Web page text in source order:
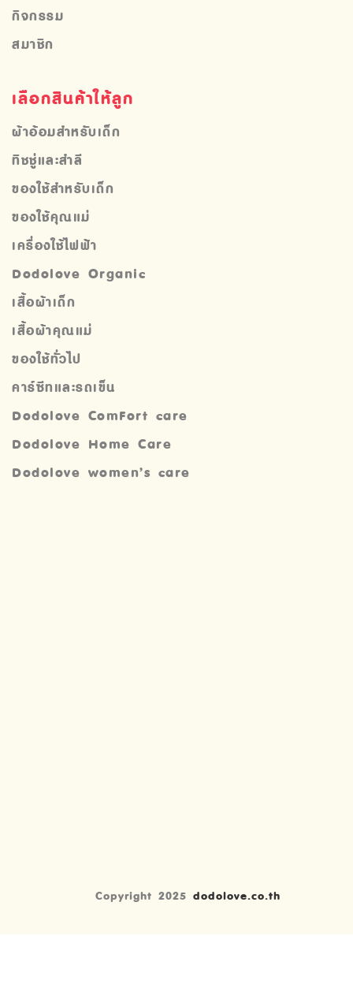
กิจกรรม
สมาชิก
เลือกสินค้าให้ลูก
ผ้าอ้อมสำหรับเด็ก
ทิชชู่และสำลี
ของใช้สำหรับเด็ก
ของใช้คุณแม่
เครื่องใช้ไฟฟ้า
Dodolove Organic
เสื้อผ้าเด็ก
เสื้อผ้าคุณแม่
ของใช้ทั่วไป
คาร์ซีทและรถเข็น
Dodolove ComFort care
Dodolove Home Care
Dodolove women’s care
Copyright 2025 dodolove.co.th